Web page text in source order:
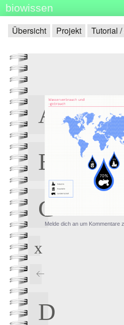
biowissen
Startseite Skizzenbücher
Übersicht Projekt Tutorial
Melde dich an um Kommentare